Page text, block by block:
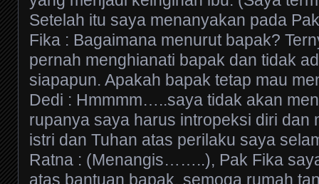
Setelah itu saya menanyakan pada
Fika : Bagaimana menurut bapak?
pernah menghianati bapak dan tidak
siapapun. Apakah bapak tetap mau
Dedi : Hmmmm…..saya tidak akan
rupanya saya harus intropeksi diri dan
istri dan Tuhan atas perilaku saya
Ratna : (Menangis……..), Pak Fika
atas bantuan bapak, semoga rumah